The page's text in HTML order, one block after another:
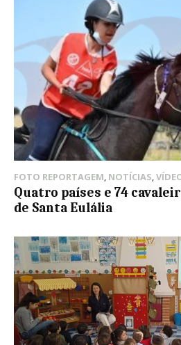
FOTO REPORTAGEM, NOTÍCIAS,
Quatro países e 74
de Santa Eulália